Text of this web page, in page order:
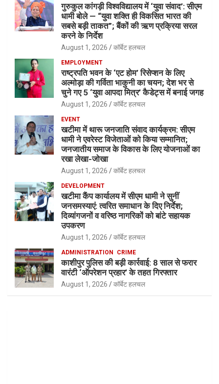
गुरुकुल कांगड़ी विश्वविद्यालय में ‘युवा संवाद’: सीएम
धामी बोले — “युवा शक्ति ही विकसित भारत की
सबसे बड़ी ताकत”; बैंकों की ऋण प्रक्रिया सरल
करने के निर्देश
August 1, 2026 कॉर्बेट हलचल
EMPLOYMENT
राष्ट्रपति भवन के ‘एट होम’ रिसेप्शन के लिए
अल्मोड़ा की गर्विता भाकुनी का चयन; देश भर से
चुने गए 5 ‘युवा आपदा मित्र’ कैडेट्स में बनाई जगह
August 1, 2026 कॉर्बेट हलचल
EVENT
खटीमा में थारू जनजाति संवाद कार्यक्रम: सीएम
धामी ने एवरेस्ट विजेताओं को किया सम्मानित;
जनजातीय समाज के विकास के लिए योजनाओं का
रखा लेखा-जोखा
August 1, 2026 कॉर्बेट हलचल
DEVELOPMENT
खटीमा कैंप कार्यालय में सीएम धामी ने सुनीं
जनसमस्याएं: त्वरित समाधान के दिए निर्देश;
दिव्यांगजनों व वरिष्ठ नागरिकों को बांटे सहायक
उपकरण
August 1, 2026 कॉर्बेट हलचल
ADMINISTRATION CRIME
काशीपुर पुलिस की बड़ी कार्रवाई: 8 साल से फरार
वारंटी ‘ऑपरेशन प्रहार’ के तहत गिरफ्तार
August 1, 2026 कॉर्बेट हलचल